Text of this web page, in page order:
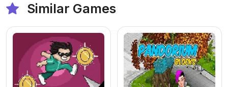
Similar Games